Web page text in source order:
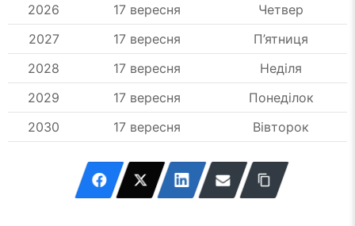
2026
17 вересня
Четвер
2027
17 вересня
П’ятниця
2028
17 вересня
Неділя
2029
17 вересня
Понеділок
2030
17 вересня Вівторок